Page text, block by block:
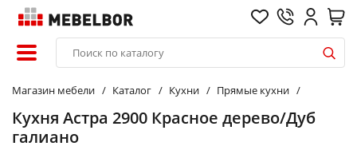
Магазин мебели Каталог Кухни Прямые кухни
Кухня Астра 2900 Красное дерево/Дуб
галиано